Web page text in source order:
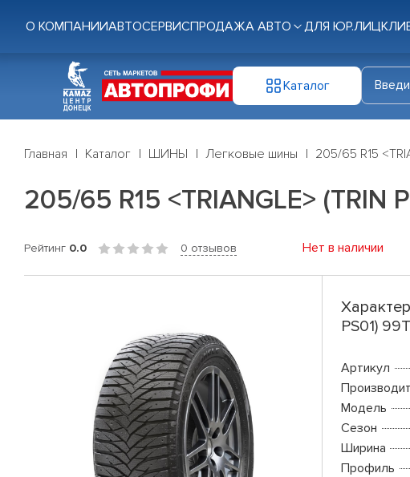
О КОМПАНИИАВТОСЕРВИСПРОДАЖА АВТО ДЛЯ ЮР.ЛИЦ
Каталог
Главная Каталог ШИНЫ Легковые шины 205/65 R15
205/65 R15 <TRIANGLE> (TRIN
Рейтинг 0.0 0 отзывов Нет в наличии
PS01)
Артикул
Модель
Сезон
Ширина
Профиль